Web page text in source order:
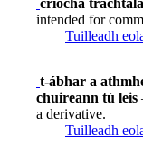
críocha tráchtála
intended for
Tuilleadh
t-ábhar a
chuireann tú leis
a derivative.
Tuilleadh